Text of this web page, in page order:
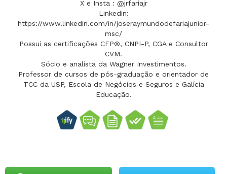
X e Insta : @jrfariajr
Linkedin:
https://www.linkedin.com/in/joseraymundodefariajunior-
msc/
Possui as certificações CFP®, CNPI-P, CGA e Consultor
CVM.
Sócio e analista da Wagner Investimentos.
Professor de cursos de pós-graduação e orientador de
TCC da USP, Escola de Negócios e Seguros e Galícia
Educação.